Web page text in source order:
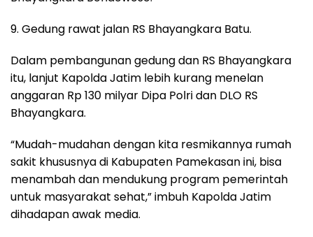
9. Gedung rawat jalan RS Bhayangkara Batu.
Dalam pembangunan gedung dan RS Bhayangkara
itu, lanjut Kapolda Jatim lebih kurang menelan
anggaran Rp 130 milyar Dipa Polri dan DLO RS
Bhayangkara.
“Mudah-mudahan dengan kita resmikannya rumah
sakit khususnya di Kabupaten Pamekasan ini, bisa
menambah dan mendukung program pemerintah
untuk masyarakat sehat,” imbuh Kapolda Jatim
dihadapan awak media.